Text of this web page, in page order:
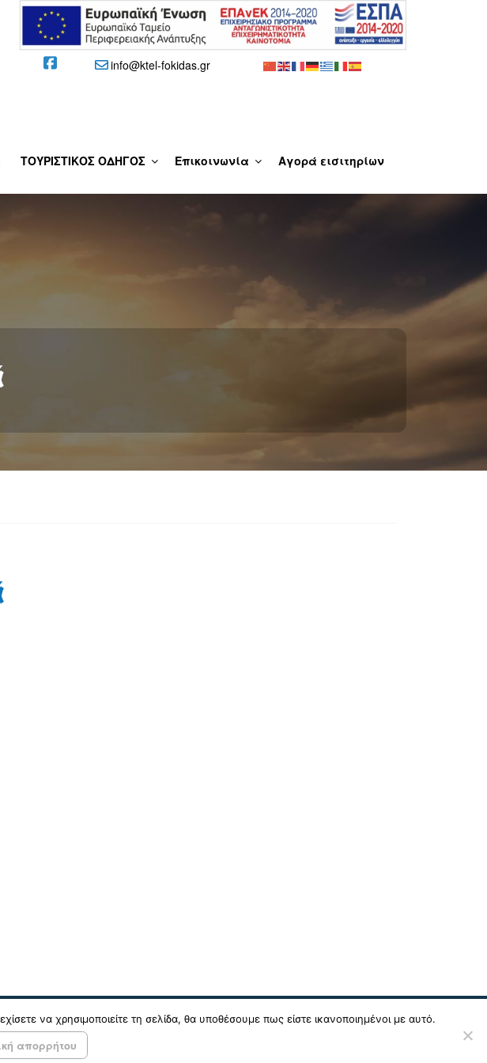
info@ktel-fokidas.gr
ΤΟΥΡΙΣΤΙΚΟΣ ΟΔΗΓΟΣ Eπικοινωνία Αγορά εισιτηρίων
να χρησιμοποιείτε τη σελίδα, θα υποθέσουμε πως είστε ικανοποιημένοι με αυτό.
απορρήτου